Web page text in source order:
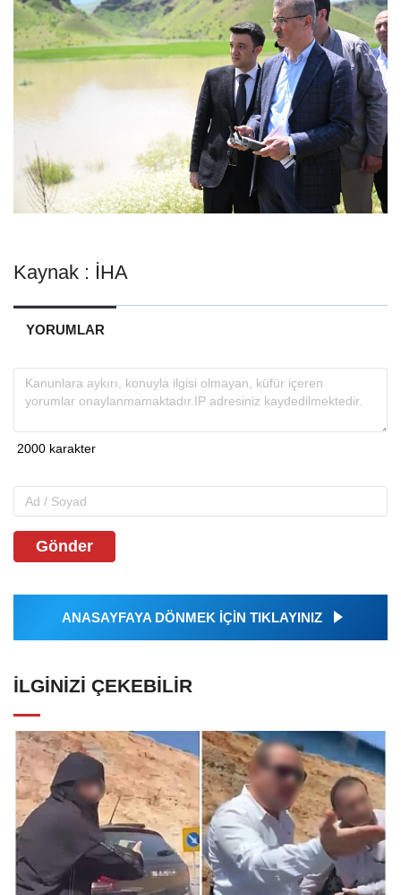
Kaynak : İHA
YORUMLAR
Gönder
ANASAYFAYA DÖNMEK İÇİN TIKLAYINIZ
İLGINIZI ÇEKEBILIR